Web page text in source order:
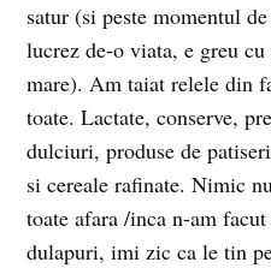
satur (si peste momentul
lucrez de-o viata, e greu
mare). Am taiat relele din
toate. Lactate, conserve,
dulciuri, produse de
si cereale rafinate. Nimic
toate afara /inca n-am
dulapuri, imi zic ca le tin